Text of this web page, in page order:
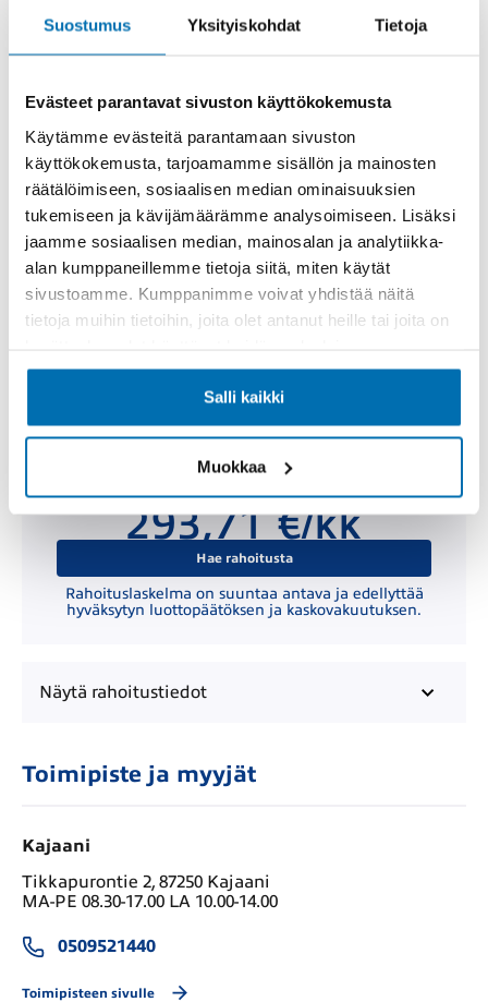
Suostumus Yksityiskohdat Tietoja
Evästeet parantavat sivuston käyttökokemusta
Käytämme evästeitä parantamaan sivuston
käyttökokemusta, tarjoamamme sisällön ja mainosten
räätälöimiseen, sosiaalisen median ominaisuuksien
tukemiseen ja kävijämäärämme analysoimiseen. Lisäksi
jaamme sosiaalisen median, mainosalan ja analytiikka-
alan kumppaneillemme tietoja siitä, miten käytät
sivustoamme. Kumppanimme voivat yhdistää näitä
tietoja muihin tietoihin, joita olet antanut heille tai joita on
Salli kaikki
Muokkaa
Käsiraha tai vaihtoauto (€)
Suurempi viimeinen erä (€)
Kuukausierä
293,71 €/kk
Hae rahoitusta
Rahoituslaskelma on suuntaa antava ja edellyttää
hyväksytyn luottopäätöksen ja kaskovakuutuksen.
Näytä rahoitustiedot
Toimipiste ja myyjät
Kajaani
Tikkapurontie 2, 87250 Kajaani
MA-PE 08.30-17.00 LA 10.00-14.00
0509521440
Toimipisteen sivulle